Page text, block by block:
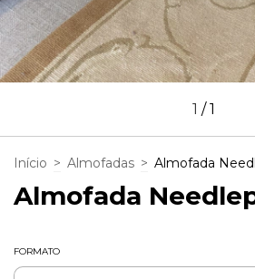
1 /1
Início > Almofadas > Almofada
Almofada
FORMATO